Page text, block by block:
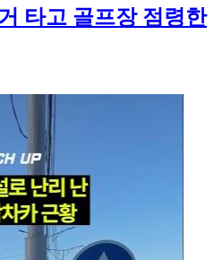
타고 골프장 점령한